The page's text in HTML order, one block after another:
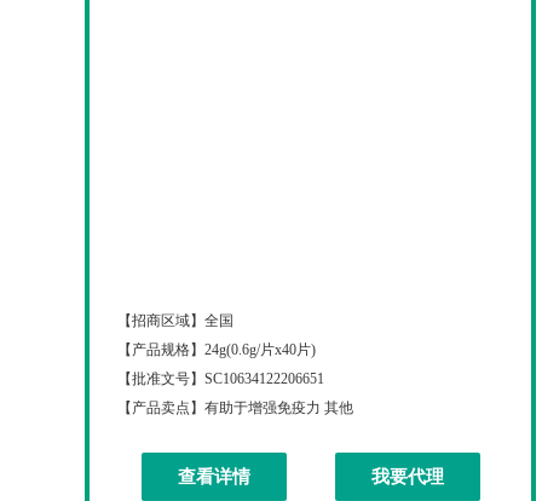
【招商区域】 全国
【产品规格】 24g(0.6g/片x40片)
【批准文号】 SC10634122206651
【产品卖点】 有助于增强免疫力 其他
查看详情 我要代理